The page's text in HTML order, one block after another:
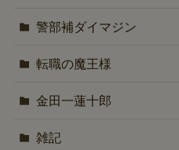
警部補ダイマジン
転職の魔王様
金田一蓮十郎
雑記